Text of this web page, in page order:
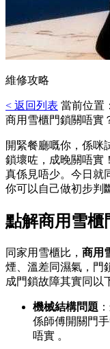
維修攻略
< 返回列表 當前位置
商用雪櫃門鎖關唔實
開緊餐廳嘅你，係咪
鎖壞咗，成晚關唔實
真係見唔少。今日就
你可以自己做初步判
點解商用雪櫃
同家用雪櫃比， 商用
煙、溫差同濕氣，門
成門鎖故障其實同以
機械結構問題
係師傅開關門
唔實 。